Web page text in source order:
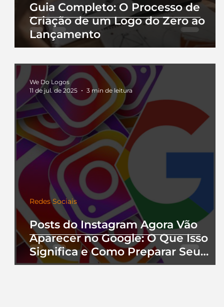
Guia Completo: O Processo de
Criação de um Logo do Zero ao
Lançamento
Posts do Instagram Agora Vão
Aparecer no Google: O Que Isso
Significa e Como Preparar Seu
Perfil
Redes Sociais
We Do Logos
11 de jul. de 2025
3 min de leitura